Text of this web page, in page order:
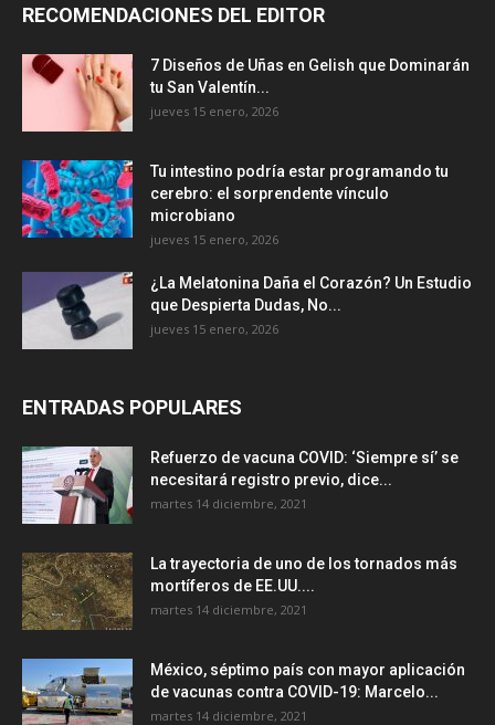
RECOMENDACIONES DEL EDITOR
7 Diseños de Uñas en Gelish que Dominarán
tu San Valentín...
jueves 15 enero, 2026
Tu intestino podría estar programando tu
cerebro: el sorprendente vínculo
microbiano
jueves 15 enero, 2026
¿La Melatonina Daña el Corazón? Un Estudio
que Despierta Dudas, No...
jueves 15 enero, 2026
ENTRADAS POPULARES
Refuerzo de vacuna COVID: ‘Siempre sí’ se
necesitará registro previo, dice...
martes 14 diciembre, 2021
La trayectoria de uno de los tornados más
mortíferos de EE.UU....
martes 14 diciembre, 2021
México, séptimo país con mayor aplicación
de vacunas contra COVID-19: Marcelo...
martes 14 diciembre, 2021